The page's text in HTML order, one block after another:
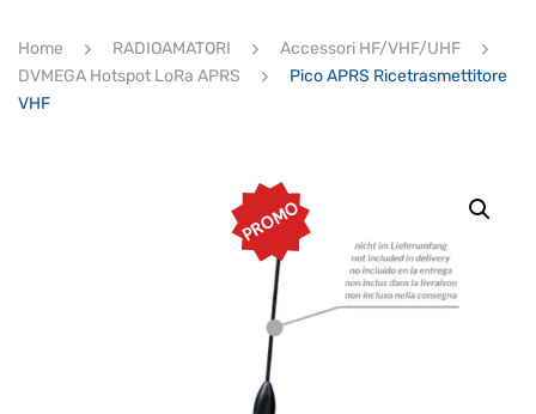
ULTIMI ARRIVI
Ricerca
prodotti
Home RADIOAMATORI
Accessori HF/VHF/UHF
DVMEGA Hotspot LoRa APRS
Pico APRS Ricetrasmettitore
VHF
PROMO